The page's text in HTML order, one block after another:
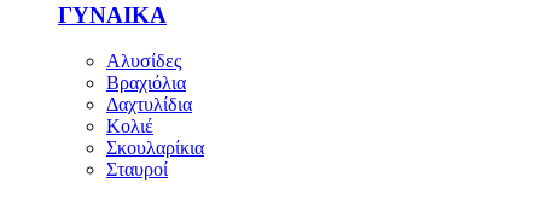
ΓΥΝΑΙΚΑ
Αλυσίδες
Βραχιόλια
Δαχτυλίδια
Κολιέ
Σκουλαρίκια
Σταυροί